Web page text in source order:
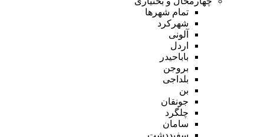
تمام شهر‌ها
شهرکرد
آلونی
اردل
باباحیدر
بروجن
بلداجی
بن
جونقان
چلگرد
سامان
سفیددشت